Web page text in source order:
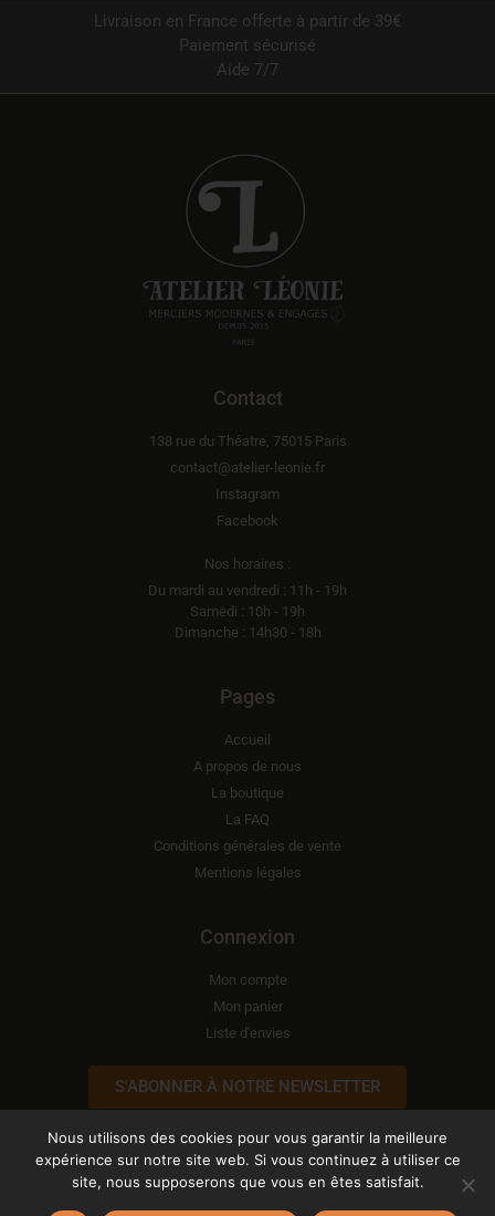
Livraison en France offerte à partir de 39€
Paiement sécurisé
Aide 7/7
Contact
138 rue du Théatre, 75015 Paris
contact@atelier-leonie.fr
Instagram
Facebook
Nos horaires :
Du mardi au vendredi : 11h - 19h
Samedi : 10h - 19h
Dimanche : 14h30 - 18h
Pages
Accueil
A propos de nous
La boutique
La FAQ
Conditions générales de vente
Mentions légales
Connexion
Mon compte
Mon panier
Liste d'envies
S'ABONNER À NOTRE NEWSLETTER
Copyright © 2026 ATELIER LÉONIE
Nous utilisons des cookies pour vous garantir la meilleure
expérience sur notre site web. Si vous continuez à utiliser ce
site, nous supposerons que vous en êtes satisfait.